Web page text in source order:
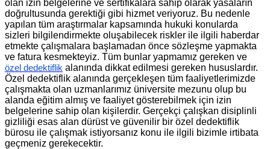
olan izin belgelerine ve sertifikalara sahip olarak yasaların
doğrultusunda gerektiği gibi hizmet veriyoruz. Bu nedenle
yapılan tüm araştırmalar kapsamında hukuki konularda
sizleri bilgilendirmekte oluşabilecek riskler ile ilgili haberdar
etmekte çalışmalara başlamadan önce sözleşme yapmakta
ve fatura kesmekteyiz. Tüm bunlar yapmamız gereken ve
özel dedektiflik alanında dikkat edilmesi gereken hususlardır.
Özel dedektiflik alanında gerçekleşen tüm faaliyetlerimizde
çalışmakta olan uzmanlarımız üniversite mezunu olup bu
alanda eğitim almış ve faaliyet gösterebilmek için izin
belgelerine sahip olan kişilerdir. Gerçekçi çalışkan disiplinli
gizliliği esas alan dürüst ve güvenilir bir özel dedektiflik
bürosu ile çalışmak istiyorsanız konu ile ilgili bizimle irtibata
geçmeniz gerekecektir.